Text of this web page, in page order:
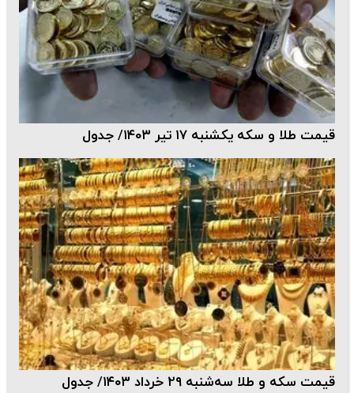
قیمت طلا و سکه یکشنبه ۱۷ تیر ۱۴۰۳/ جدول
قیمت سکه و طلا سه‌شنبه ۲۹ خرداد ۱۴۰۳/ جدول